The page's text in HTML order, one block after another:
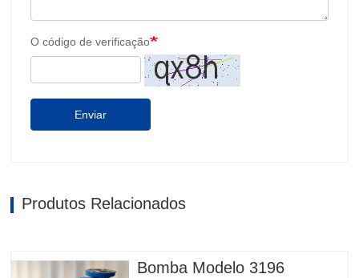
O código de verificação
Enviar
Produtos Relacionados
Bomba Modelo 3196